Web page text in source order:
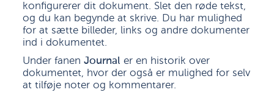
konfigurerer dit dokument. Slet den røde tekst,
og du kan begynde at skrive. Du har mulighed
for at sætte billeder, links og andre dokumenter
ind i dokumentet.
Under fanen Journal er en historik over
dokumentet, hvor der også er mulighed for selv
at tilføje noter og kommentarer.